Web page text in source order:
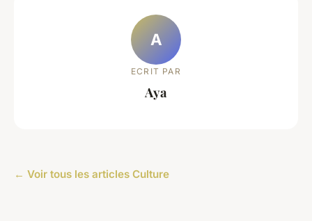
A
ECRIT PAR
Aya
← Voir tous les articles Culture